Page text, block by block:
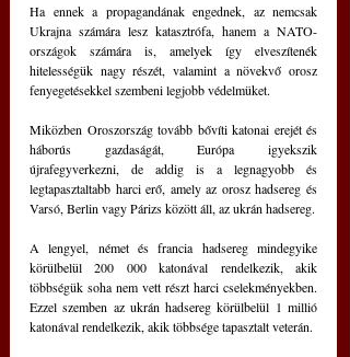
Ha ennek a propagandának engednek, az nemcsak
Ukrajna számára lesz katasztrófa, hanem a NATO-
országok számára is, amelyek így elveszítenék
hitelességük nagy részét, valamint a növekvő orosz
fenyegetésekkel szembeni legjobb védelmüket.
Miközben Oroszország tovább bővíti katonai erejét és
háborús gazdaságát, Európa igyekszik
újrafegyverkezni, de addig is a legnagyobb és
legtapasztaltabb harci erő, amely az orosz hadsereg és
Varsó, Berlin vagy Párizs között áll, az ukrán hadsereg.
A lengyel, német és francia hadsereg mindegyike
körülbelül 200 000 katonával rendelkezik, akik
többségük soha nem vett részt harci cselekményekben.
Ezzel szemben az ukrán hadsereg körülbelül 1 millió
katonával rendelkezik, akik többsége tapasztalt veterán.